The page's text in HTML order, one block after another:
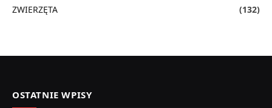
ZWIERZĘTA
(132)
OSTATNIE WPISY